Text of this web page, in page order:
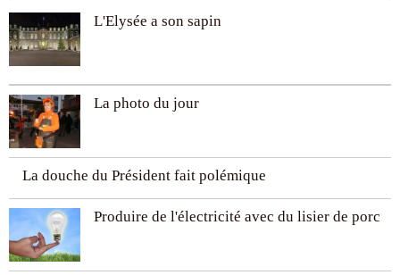
L'Elysée a son sapin
La photo du jour
La douche du Président fait polémique
Produire de l'électricité avec du lisier de porc